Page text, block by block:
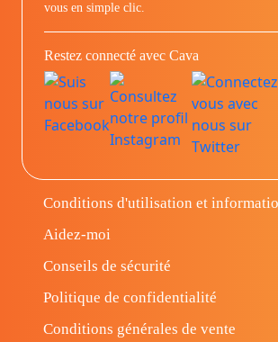
vous en simple clic.
Restez connecté avec Cava
Conditions d'utilisation et
Aidez-moi
Conseils de sécurité
Politique de confidentialité
Conditions générales de vente